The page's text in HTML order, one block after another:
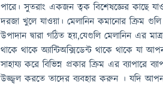
পারে। সুতরাং একজন ত্বক বিশেষজ্ঞের কাছে
দরজা খুলে যাওয়া। মেলানিন কমানোর ক্রিম
উপাদান দ্বারা গঠিত হয়,যেগুলি মেলানিন এর
থাকে থাকে অ্যান্টিঅক্সিডেন্ট থাকে থাকে যা
সাহায্য করে বিভিন্ন প্রকার ক্রিম এর ব্যাপারে
উজ্জ্বল করতে তাদের ব্যবহার করুন । যদি